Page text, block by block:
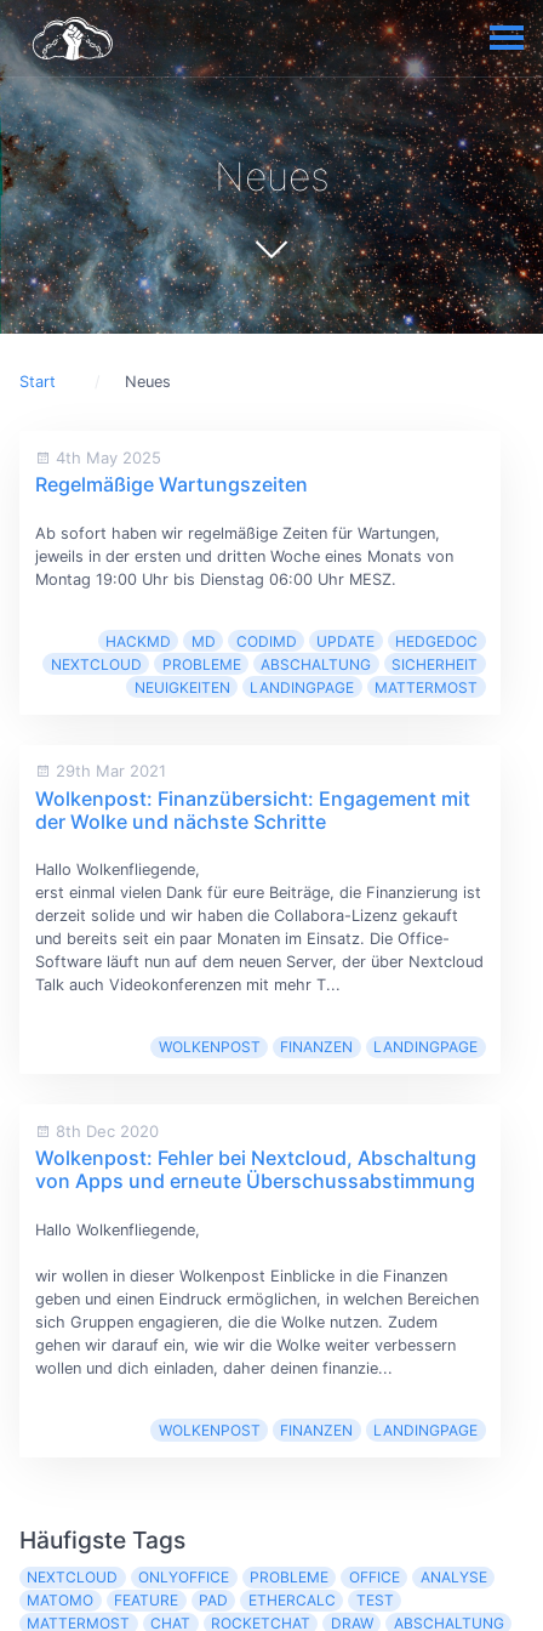
Neues
Start Neues
4th May 2025
Regelmäßige Wartungszeiten
Ab sofort haben wir regelmäßige Zeiten für Wartungen,
jeweils in der ersten und dritten Woche eines Monats von
Montag 19:00 Uhr bis Dienstag 06:00 Uhr MESZ.
HACKMD MD CODIMD UPDATE
HEDGEDOC
NEXTCLOUD
PROBLEME ABSCHALTUNG
SICHERHEIT
NEUIGKEITEN
LANDINGPAGE MATTERMOST
29th Mar 2021
Wolkenpost: Finanzübersicht: Engagement mit
der Wolke und nächste Schritte
Hallo Wolkenfliegende,
erst einmal vielen Dank für eure Beiträge, die Finanzierung ist
derzeit solide und wir haben die Collabora-Lizenz gekauft
und bereits seit ein paar Monaten im Einsatz. Die Office-
Software läuft nun auf dem neuen Server, der über Nextcloud
Talk auch Videokonferenzen mit mehr T...
WOLKENPOST FINANZEN LANDINGPAGE
8th Dec 2020
Wolkenpost: Fehler bei Nextcloud, Abschaltung
von Apps und erneute Überschussabstimmung
Hallo Wolkenfliegende,
wir wollen in dieser Wolkenpost Einblicke in die Finanzen
geben und einen Eindruck ermöglichen, in welchen Bereichen
sich Gruppen engagieren, die die Wolke nutzen. Zudem
gehen wir darauf ein, wie wir die Wolke weiter verbessern
wollen und dich einladen, daher deinen finanzie...
WOLKENPOST FINANZEN LANDINGPAGE
Häufigste Tags
NEXTCLOUD ONLYOFFICE PROBLEME OFFICE
ANALYSE
MATOMO
FEATURE PAD ETHERCALC
TEST
MATTERMOST
CHAT ROCKETCHAT DRAW ABSCHALTUNG